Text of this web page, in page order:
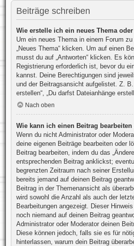
Beiträge schreiben
Wie erstelle ich ein neues Thema
Um ein neues Thema in einem Forum
„Neues Thema“ klicken. Um auf einen
musst du auf „Antworten“ klicken. Es
Registrierung erforderlich ist, bevor du
kannst. Deine Berechtigungen sind
und der Beitragsansicht aufgelistet. Z.
erstellen“, „Du darfst Dateianhänge
Nach oben
Wie kann ich einen Beitrag
Wenn du nicht Administrator oder
deine eigenen Beiträge bearbeiten oder
Beitrag bearbeiten, indem du das
entsprechenden Beitrag anklickst;
begrenzten Zeitraum nach seiner
bereits jemand auf deinen Beitrag
Beitrag in der Themenansicht als
wird sowohl die Anzahl als auch der
Bearbeitungen angezeigt. Dieser
noch niemand auf deinen Beitrag
Administrator oder Moderator deinen
Diese können jedoch, falls sie es für
hinterlassen, warum dein Beitrag